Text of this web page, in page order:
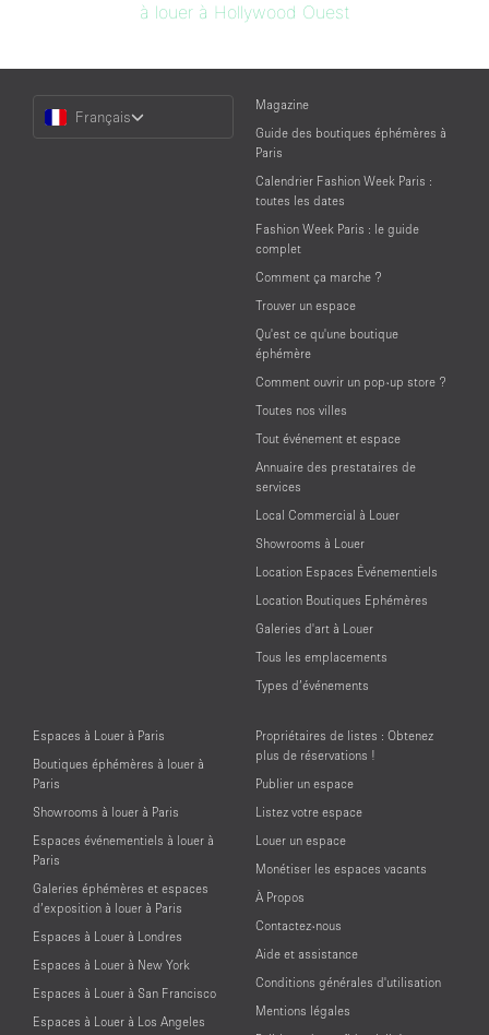
à louer à Hollywood Ouest
Language
Français
Magazine
Guide des boutiques éphémères à
Paris
Calendrier Fashion Week Paris :
toutes les dates
Fashion Week Paris : le guide
complet
Comment ça marche ?
Trouver un espace
Qu'est ce qu'une boutique
éphémère
Comment ouvrir un pop-up store ?
Toutes nos villes
Tout événement et espace
Annuaire des prestataires de
services
Local Commercial à Louer
Showrooms à Louer
Location Espaces Événementiels
Location Boutiques Ephémères
Galeries d'art à Louer
Tous les emplacements
Types d’événements
Espaces à Louer à Paris
Boutiques éphémères à louer à
Paris
Showrooms à louer à Paris
Espaces événementiels à louer à
Paris
Galeries éphémères et espaces
d’exposition à louer à Paris
Espaces à Louer à Londres
Espaces à Louer à New York
Espaces à Louer à San Francisco
Espaces à Louer à Los Angeles
Propriétaires de listes : Obtenez
plus de réservations !
Publier un espace
Listez votre espace
Louer un espace
Monétiser les espaces vacants
À Propos
Contactez-nous
Aide et assistance
Conditions générales d'utilisation
Mentions légales